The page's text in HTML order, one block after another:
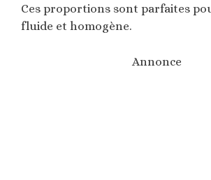
Ces proportions sont parfaites
fluide et homogène.
Annonce